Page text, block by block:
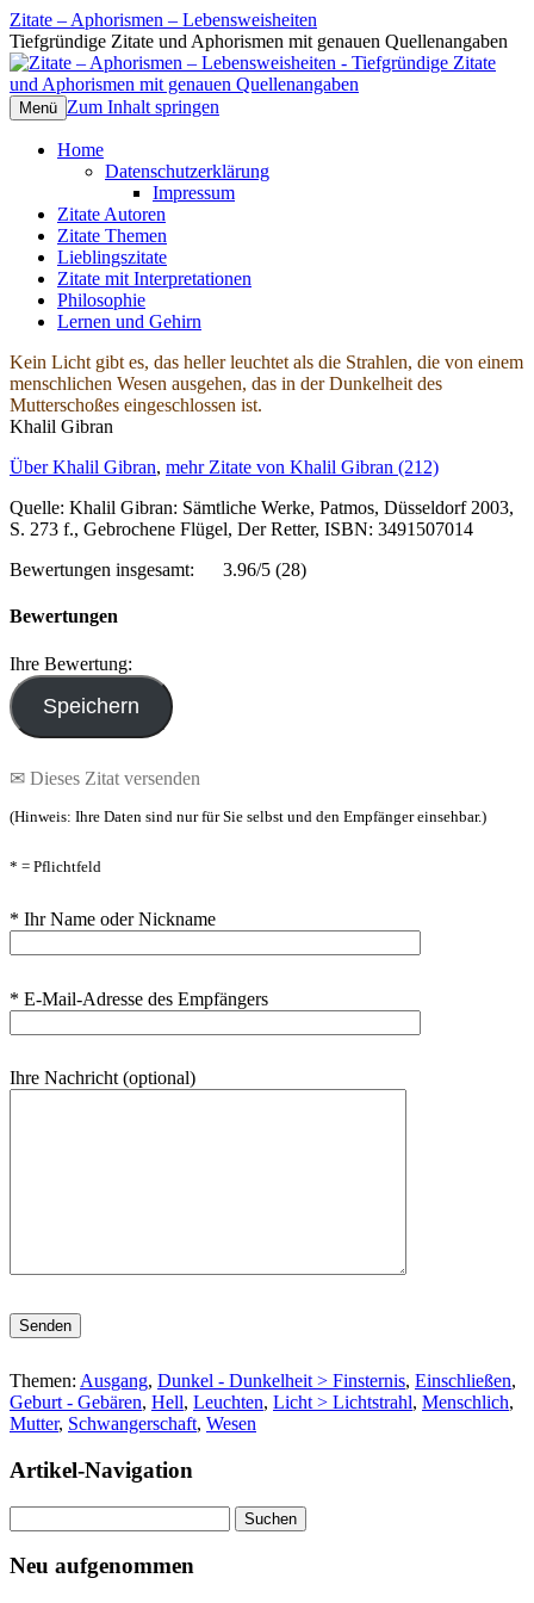
Zitate – Aphorismen – Lebensweisheiten
Tiefgründige Zitate und Aphorismen mit genauen Quellenangaben
Menü Zum Inhalt springen
Home
Datenschutzerklärung
Impressum
Zitate Autoren
Zitate Themen
Lieblingszitate
Zitate mit Interpretationen
Philosophie
Lernen und Gehirn
Kein Licht gibt es, das heller leuchtet als die Strahlen, die von einem
menschlichen Wesen ausgehen, das in der Dunkelheit des
Mutterschoßes eingeschlossen ist.
Khalil Gibran
Über Khalil Gibran, mehr Zitate von Khalil Gibran (212)
Quelle: Khalil Gibran: Sämtliche Werke, Patmos, Düsseldorf 2003,
S. 273 f., Gebrochene Flügel, Der Retter, ISBN: 3491507014
Bewertungen insgesamt:
3.96/5 (28)
Bewertungen
Ihre Bewertung:
✉ Dieses Zitat versenden
(Hinweis: Ihre Daten sind nur für Sie selbst und den Empfänger einsehbar.)
* = Pflichtfeld
* Ihr Name oder Nickname
* E-Mail-Adresse des Empfängers
Ihre Nachricht (optional)
Bitte lasse dieses Feld leer.
Themen: Ausgang, Dunkel - Dunkelheit > Finsternis, Einschließen,
Geburt - Gebären, Hell, Leuchten, Licht > Lichtstrahl, Menschlich,
Mutter, Schwangerschaft, Wesen
Artikel-Navigation
nach:
Neu aufgenommen